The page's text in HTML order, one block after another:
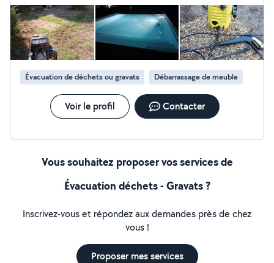
Évacuation de déchets ou gravats Débarrassage de meuble
Voir le profil Contacter
Vous souhaitez proposer vos services de
Évacuation déchets - Gravats ?
Inscrivez-vous et répondez aux demandes près de chez
vous !
Proposer mes services